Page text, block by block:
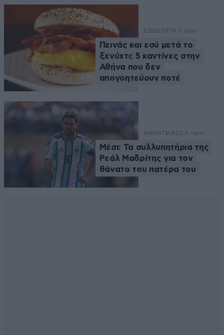
ΕΞΟΔΟΣ 19 λ. πριν
Πεινάς και εσύ μετά το
ξενύχτι; 5 καντίνες στην
Αθήνα που δεν
απογοητεύουν ποτέ
ΑΘΛΗΤΙΚΑ 22 λ. πριν
Μέσι: Τα συλλυπητήρια της
Ρεάλ Μαδρίτης για τον
θάνατο του πατέρα του